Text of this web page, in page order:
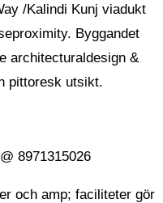
/Kalindi Kunj viadukt
Byggandet
architecturaldesign &
pittoresk utsikt.
8971315026
och amp; faciliteter gör